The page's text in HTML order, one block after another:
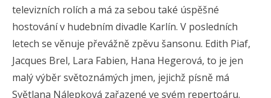
televizních rolích a má za sebou také úspěšné
hostování v hudebním divadle Karlín. V posledních
letech se věnuje převážně zpěvu šansonu. Edith Piaf,
Jacques Brel, Lara Fabien, Hana Hegerová, to je jen
malý výběr světoznámých jmen, jejichž písně má
Světlana Nálepková zařazené ve svém repertoáru.